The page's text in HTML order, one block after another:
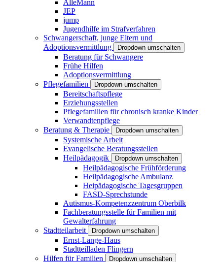
AlleMann
JEP
jump
Jugendhilfe im Strafverfahren
Schwangerschaft, junge Eltern und
Adoptionsvermittlung
Dropdown umschalten
Beratung für Schwangere
Frühe Hilfen
Adoptionsvermittlung
Pflegefamilien
Dropdown umschalten
Bereitschaftspflege
Erziehungsstellen
Pflegefamilien für chronisch kranke Kinder
Verwandtenpflege
Beratung & Therapie
Dropdown umschalten
Systemische Arbeit
Evangelische Beratungsstellen
Heilpädagogik
Dropdown umschalten
Heilpädagogische Frühförderung
Heilpädagogische Ambulanz
Heipädagogische Tagesgruppen
FASD-Sprechstunde
Autismus-Kompetenzzentrum Oberbilk
Fachberatungsstelle für Familien mit
Gewalterfahrung
Stadtteilarbeit
Dropdown umschalten
Ernst-Lange-Haus
Stadtteilladen Flingern
Hilfen für Familien
Dropdown umschalten